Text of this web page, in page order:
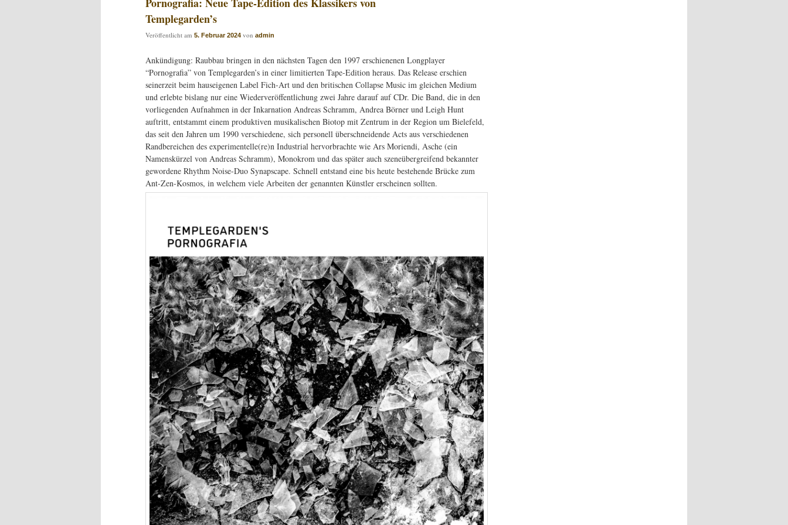
Templegarden’s
Veröffentlicht am 5. Februar 2024 von admin
Ankündigung: Raubbau bringen in den nächsten Tagen den 1997 erschienenen Longplayer
“Pornografia” von Templegarden’s in einer limitierten Tape-Edition heraus. Das Release erschien
seinerzeit beim hauseigenen Label Fich-Art und den britischen Collapse Music im gleichen Medium
und erlebte bislang nur eine Wiederveröffentlichung zwei Jahre darauf auf CDr. Die Band, die in den
vorliegenden Aufnahmen in der Inkarnation Andreas Schramm, Andrea Börner und Leigh Hunt
auftritt, entstammt einem produktiven musikalischen Biotop mit Zentrum in der Region um Bielefeld,
das seit den Jahren um 1990 verschiedene, sich personell überschneidende Acts aus verschiedenen
Randbereichen des experimentelle(re)n Industrial hervorbrachte wie Ars Moriendi, Asche (ein
Namenskürzel von Andreas Schramm), Monokrom und das später auch szeneübergreifend bekannter
gewordene Rhythm Noise-Duo Synapscape. Schnell entstand eine bis heute bestehende Brücke zum
Ant-Zen-Kosmos, in welchem viele Arbeiten der genannten Künstler erscheinen sollten.